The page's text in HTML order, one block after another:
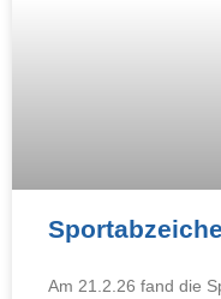
Am 21.2.26 fand die